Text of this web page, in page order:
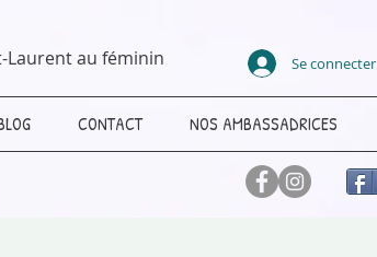
Laurent au féminin Se connecter
CONTACT NOS AMBASSADRICES